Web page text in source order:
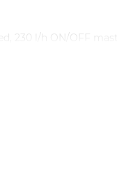
230 l/h ON/OFF